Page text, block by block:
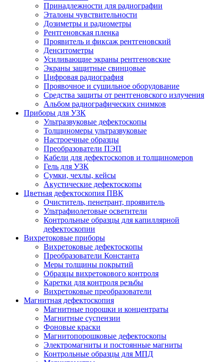
Принадлежности для радиографии
Эталоны чувствительности
Дозиметры и радиометры
Рентгеновская пленка
Проявитель и фиксаж рентгеновский
Денситометры
Усиливающие экраны рентгеновские
Экраны защитные свинцовые
Цифровая радиография
Проявочное и сушильное оборудование
Средства защиты от рентгеновского излучения
Альбом радиографических снимков
Приборы для УЗК
Ультразвуковые дефектоскопы
Толщиномеры ультразвуковые
Настроечные образцы
Преобразователи ПЭП
Кабели для дефектоскопов и толщиномеров
Гель для УЗК
Сумки, чехлы, кейсы
Акустические дефектоскопы
Цветная дефектоскопия ПВК
Очиститель, пенетрант, проявитель
Ультрафиолетовые осветители
Контрольные образцы для капиллярной
дефектоскопии
Вихретоковые приборы
Вихретоковые дефектоскопы
Преобразователи Константа
Меры толщины покрытий
Образцы вихретокового контроля
Каретки для контроля резьбы
Вихретоковые преобразователи
Магнитная дефектоскопия
Магнитные порошки и концентраты
Магнитные суспензии
Фоновые краски
Магнитопорошковые дефектоскопы
Электромагниты и постоянные магниты
Контрольные образцы для МПД